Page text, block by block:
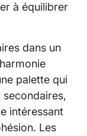
à équilibrer
dans un
palette qui
intéressant
Les